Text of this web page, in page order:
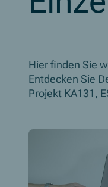
Hier finden Sie
Entdecken Sie
Projekt KA131,